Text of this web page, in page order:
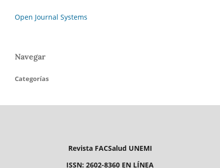
Open Journal Systems
Navegar
Categorías
Revista FACSalud UNEMI
ISSN: 2602-8360 EN LÍNEA